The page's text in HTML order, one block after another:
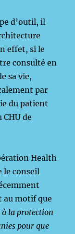
d’outil, il
effet, si le
consulté en
sa vie,
par
du patient
de
Health
le conseil
au motif que
à la protection
pour que